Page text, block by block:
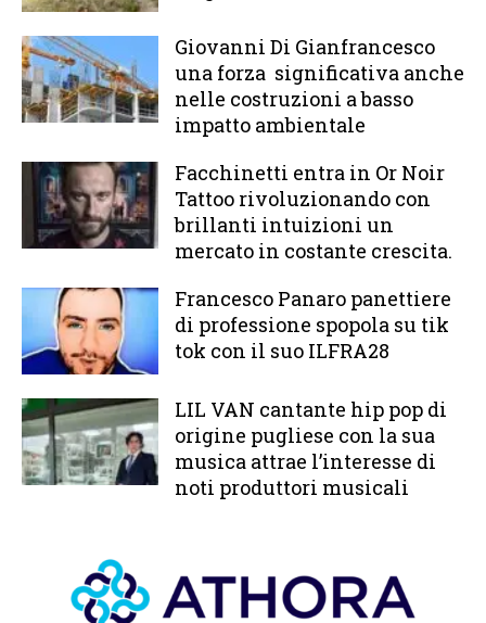
Giovanni Di Gianfrancesco
una forza significativa anche
nelle costruzioni a basso
impatto ambientale
Facchinetti entra in Or Noir
Tattoo rivoluzionando con
brillanti intuizioni un
mercato in costante crescita.
Francesco Panaro panettiere
di professione spopola su tik
tok con il suo ILFRA28
LIL VAN cantante hip pop di
origine pugliese con la sua
musica attrae l’interesse di
noti produttori musicali